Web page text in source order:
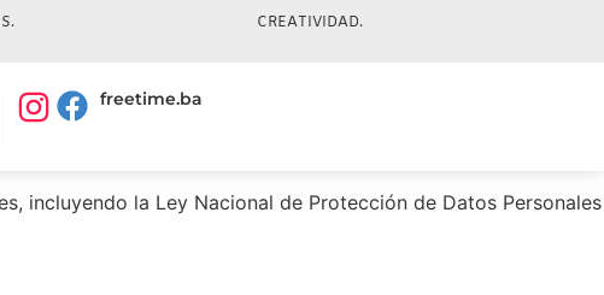
. CREATIVIDAD.
freetime.ba
incluyendo la Ley Nacional de Protección de Datos Personales